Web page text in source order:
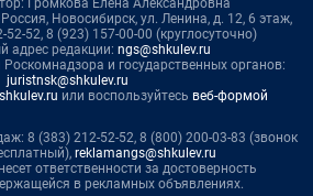
Новосибирск, ул. Ленина, д. 12, 6 этаж,
52, 8 (923) 157-00-00 (круглосуточно)
адрес редакции: ngs@shkulev.ru
и государственных органов:
juristnsk@shkulev.ru
или воспользуйтесь веб-формой
8 (383) 212-52-52, 8 (800) 200-03-83 (звонок
reklamangs@shkulev.ru
ответственности за достоверность
в рекламных объявлениях.